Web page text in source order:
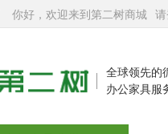
你好，欢迎来到第二树商城
全球领先的
办公家具服